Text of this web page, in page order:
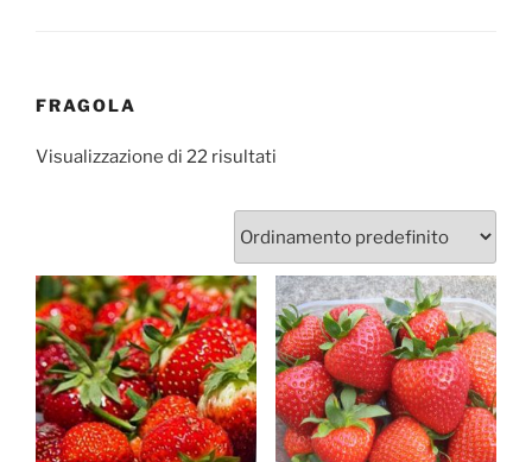
FRAGOLA
Visualizzazione di 22 risultati